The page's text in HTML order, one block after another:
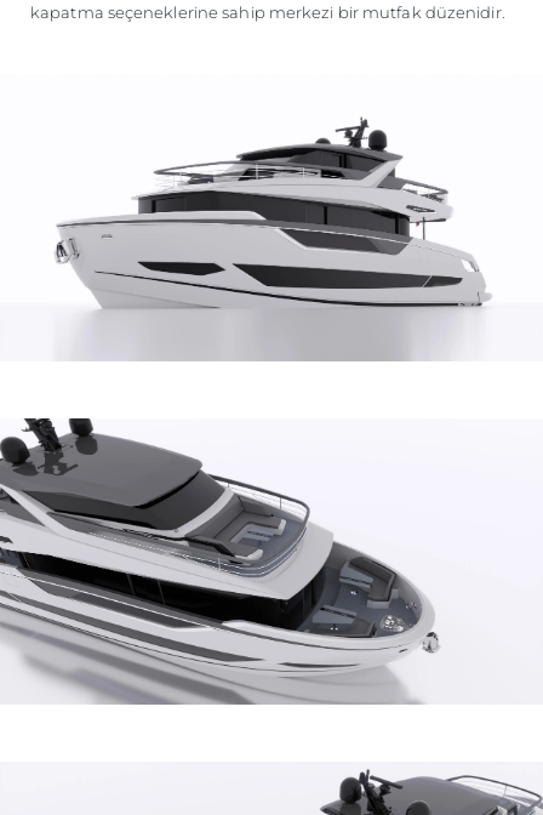
kapatma seçeneklerine sahip merkezi bir mutfak düzenidir.